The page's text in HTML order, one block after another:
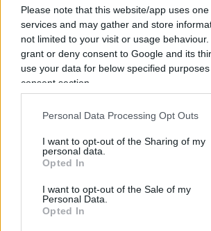
Please note that this website/app uses
services and may gather and store
not limited to your visit or usage
grant or deny consent to Google and its
use your data for below specified
consent section.
Personal Data Processing Opt Outs
I want to opt-out of the Sharing of my
personal data.
Opted In
I want to opt-out of the Sale of my
Personal Data.
Opted In
la marcia, la miglior
scontro fra sicurezza e libertà.
Gli americani, contrariamente a
pensarne gli europei, sono
pensano soltanto ai soldi che
(cosa per altro legittima e
renderemo conto anche noi
usciremo dal nostro
),
all’arbitrarietà del potere e al